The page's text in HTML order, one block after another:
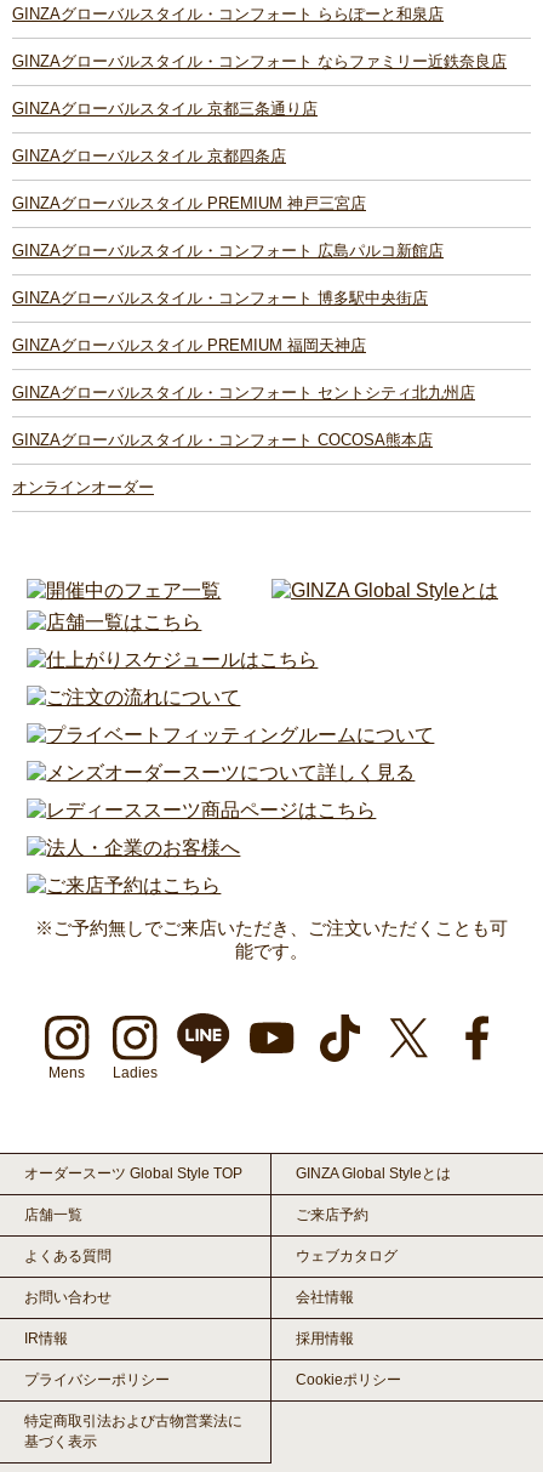
GINZAグローバルスタイル・コンフォート ららぽーと和泉店
GINZAグローバルスタイル・コンフォート ならファミリー近鉄奈良店
GINZAグローバルスタイル 京都三条通り店
GINZAグローバルスタイル 京都四条店
GINZAグローバルスタイル PREMIUM 神戸三宮店
GINZAグローバルスタイル・コンフォート 広島パルコ新館店
GINZAグローバルスタイル・コンフォート 博多駅中央街店
GINZAグローバルスタイル PREMIUM 福岡天神店
GINZAグローバルスタイル・コンフォート セントシティ北九州店
GINZAグローバルスタイル・コンフォート COCOSA熊本店
オンラインオーダー
※ご予約無しでご来店いただき、ご注文いただくことも可
能です。
Mens Ladies
オーダースーツ Global Style TOP GINZA Global Styleとは
店舗一覧 ご来店予約
よくある質問 ウェブカタログ
お問い合わせ 会社情報
IR情報 採用情報
プライバシーポリシー Cookieポリシー
特定商取引法および古物営業法に
基づく表示